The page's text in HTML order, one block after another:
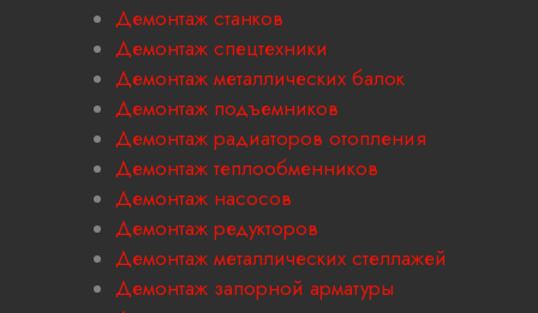
Демонтаж станков
Демонтаж спецтехники
Демонтаж металлических балок
Демонтаж подъемников
Демонтаж радиаторов отопления
Демонтаж теплообменников
Демонтаж насосов
Демонтаж редукторов
Демонтаж металлических стеллажей
Демонтаж запорной арматуры